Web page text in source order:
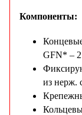
Компоненты:
GFN* – 2
из нерж.